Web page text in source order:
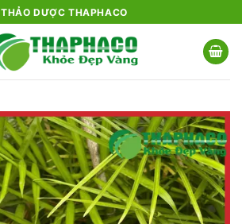
THẢO DƯỢC THAPHACO